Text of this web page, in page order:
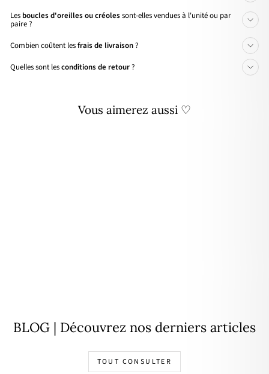
Les boucles d'oreilles ou créolessont-elles vendues à l'unité ou par
paire ?
Combien coûtent lesfrais de livraison?
Quelles sont lesconditions de retour?
Vous aimerez aussi ♡
BLOG | Découvrez nos derniers articles
TOUT CONSULTER